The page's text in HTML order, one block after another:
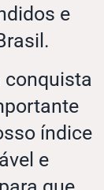
e
conquista
índice
e